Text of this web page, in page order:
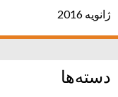
ژانویه 2016
دسته‌ها